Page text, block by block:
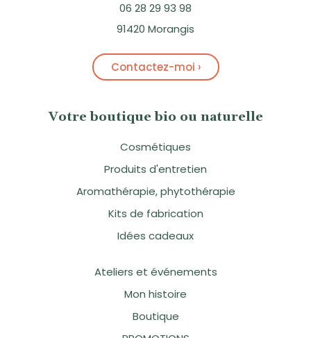
06 28 29 93 98
91420 Morangis
Contactez-moi ›
Votre boutique bio ou naturelle
Cosmétiques
Produits d'entretien
Aromathérapie, phytothérapie
Kits de fabrication
Idées cadeaux
Ateliers et événements
Mon histoire
Boutique